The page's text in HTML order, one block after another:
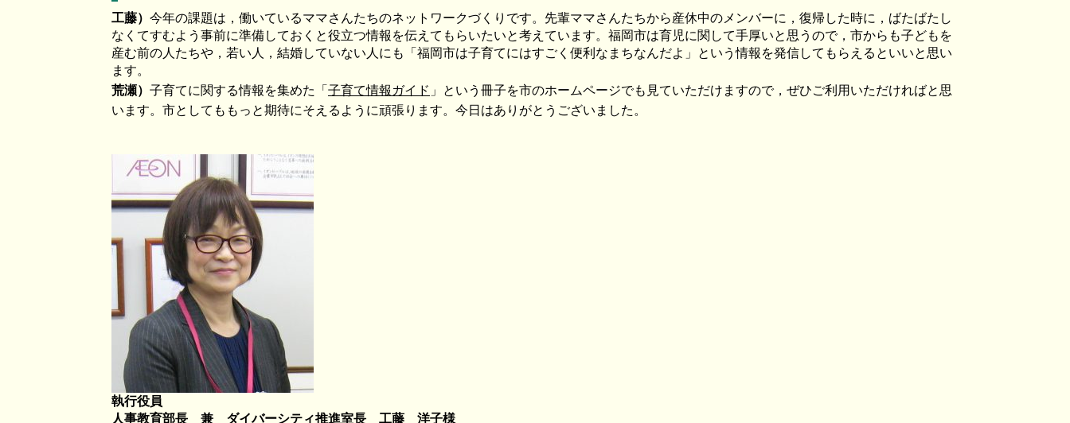
工藤） 今年の課題は，働いているママさんたちのネットワークづくりです。先輩ママさんたちから産休中のメンバーに，復帰した時に，ばたばたし
なくてすむよう事前に準備しておくと役立つ情報を伝えてもらいたいと考えています。福岡市は育児に関して手厚いと思うので，市からも子どもを
産む前の人たちや，若い人，結婚していない人にも「福岡市は子育てにはすごく便利なまちなんだよ」という情報を発信してもらえるといいと思い
ます。
荒瀬） 子育てに関する情報を集めた「 子育て情報ガイド 」という冊子を市のホームページでも見ていただけますので，ぜひご利用いただければと思
います。市としてももっと期待にそえるように頑張ります。今日はありがとうございました。
執行役員
人事教育部長 兼 ダイバーシティ推進室長 工藤 洋子様